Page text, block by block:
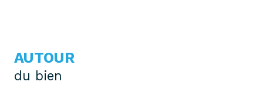
AUTOUR
du bien